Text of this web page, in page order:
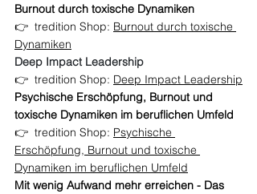
Burnout durch toxische Dynamiken
👉  tredition Shop: Burnout durch toxische
Dynamiken
Deep Impact Leadership
👉  tredition Shop: Deep Impact Leadership
Psychische Erschöpfung, Burnout und
toxische Dynamiken im beruflichen Umfeld
👉  tredition Shop: Psychische
Erschöpfung, Burnout und toxische
Dynamiken im beruflichen Umfeld
Mit wenig Aufwand mehr erreichen - Das